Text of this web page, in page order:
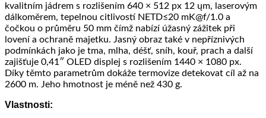
kvalitním jádrem s rozlišením 640 × 512 px 12 ųm, laserovým
dálkoměrem, tepelnou citlivostí NETD≤20 mK@f/1.0 a
čočkou o průměru 50 mm čímž nabízí úžasný zážitek při
lovení a ochraně majetku. Jasný obraz také v nepříznivých
podmínkách jako je tma, mlha, déšť, sníh, kouř, prach a další
zajišťuje 0,41″ OLED displej s rozlišením 1440 × 1080 px.
Díky těmto parametrům dokáže termovize detekovat cíl až na
2600 m. Jeho hmotnost je méně než 430 g.
Vlastnosti: